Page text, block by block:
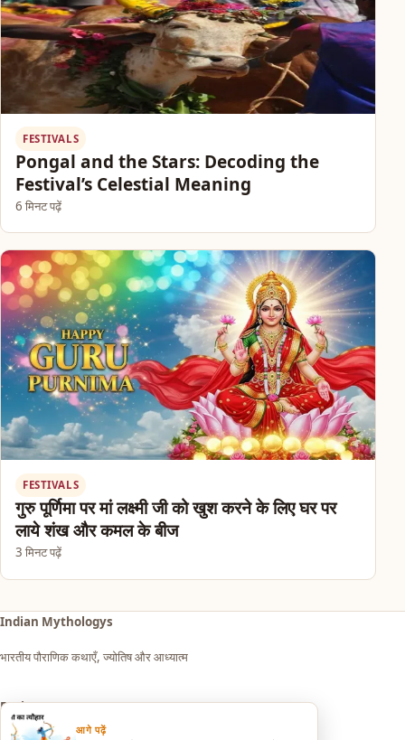
FESTIVALS
Pongal and the Stars: Decoding the
Festival’s Celestial Meaning
6 मिनट पढ़ें
FESTIVALS
गुरु पूर्णिमा पर मां लक्ष्मी जी को खुश करने के लिए घर पर
लाये शंख और कमल के बीज
3 मिनट पढ़ें
आगे पढ़ें
Indian Mythologys
भारतीय पौराणिक कथाएँ, ज्योतिष और आध्यात्म
Explore